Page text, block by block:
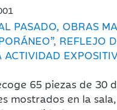
PASADO, OBRAS
REFLEJO
ACTIVIDAD
65 piezas de 30
mostrados en la